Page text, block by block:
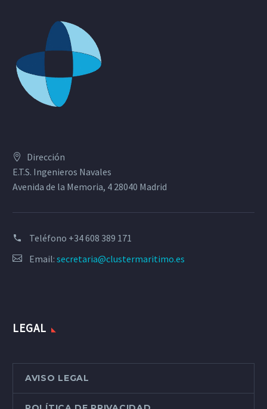
Dirección
E.T.S. Ingenieros Navales
Avenida de la Memoria, 4 28040 Madrid
Teléfono +34 608 389 171
Email: secretaria@clustermaritimo.es
LEGAL
AVISO LEGAL